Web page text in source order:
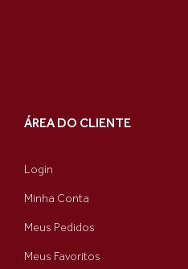
ÁREA DO CLIENTE
Login
Minha Conta
Meus Pedidos
Meus Favoritos